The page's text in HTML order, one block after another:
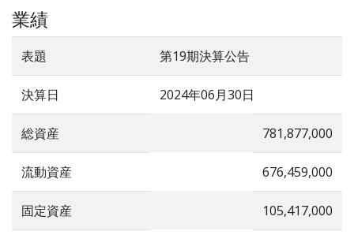
業績
表題 第19期決算公告
決算日 2024年06月30日
総資産 781,877,000
流動資産 676,459,000
固定資産 105,417,000